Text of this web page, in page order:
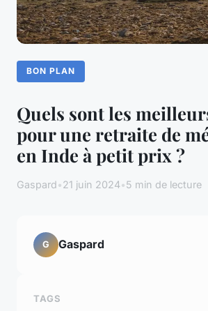
BON PLAN
Quels sont les
pour une retraite de
en Inde à petit prix ?
Gaspard•21 juin 2024•5 min de lecture
G Gaspard
TAGS